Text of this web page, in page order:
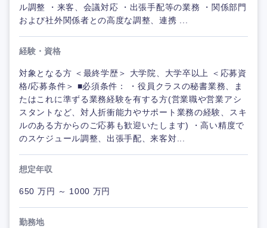
ル調整 ・来客、会議対応 ・出張手配等の業務 ・関係部門
および社外関係者との高度な調整、連携 ...
経験・資格
対象となる方 ＜最終学歴＞ 大学院、大学卒以上 ＜応募資
格/応募条件＞ ■必須条件： ・役員クラスの秘書業務、ま
たはこれに準ずる業務経験を有する方(営業職や営業アシ
スタントなど、対人折衝能力やサポート業務の経験、スキ
ルのある方からのご応募も歓迎いたします) ・高い精度で
のスケジュール調整、出張手配、来客対...
想定年収
650 万円 ～ 1000 万円
勤務地